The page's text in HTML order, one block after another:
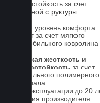
износостойкость за счет
5-слойной структуры
Новый уровень комфорта
для ног за счет мягкого
автомобильного ковролина
Высокая жесткость и
износостойкость за счет
специального полимерного
материала
Срок эксплуатации до 20
Гарантия производителя